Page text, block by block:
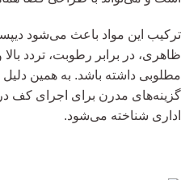
ظاهری، در برابر رطوبت، تردد
مطلوبی داشته باشد. به همین دلیل
گزینه‌های مدرن برای اجرای کف
اداری شناخته می‌شود.